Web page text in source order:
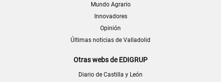
Mundo Agrario
Innovadores
Opinión
Últimas noticias de Valladolid
Otras webs de EDIGRUP
Diario de Castilla y León